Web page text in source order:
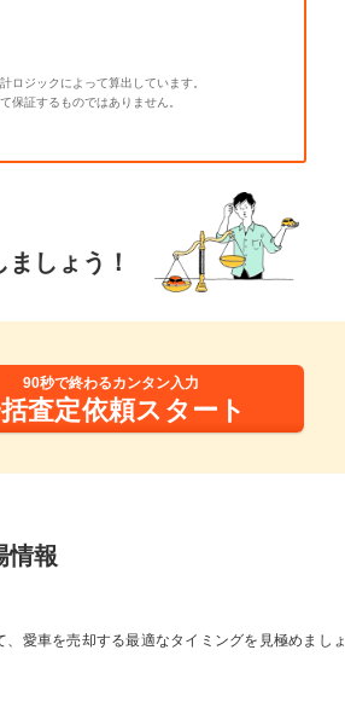
ジックによって算出しています。
保証するものではありません。
ましょう！
90秒で終わるカンタン入力
査定依頼スタート
情報
愛車を売却する最適なタイミングを見極めましょ